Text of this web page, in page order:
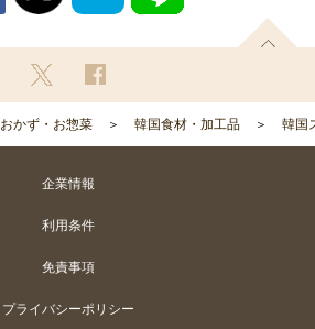
おかず・お惣菜 韓国食材・加工品 韓国
企業情報
利用条件
免責事項
プライバシーポリシー